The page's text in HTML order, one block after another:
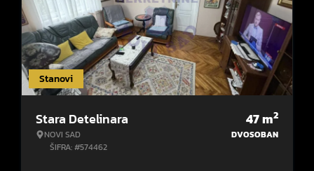
Stanovi
Stara Detelinara
NOVI SAD
ŠIFRA: #574462
47m2
DVOSOBAN